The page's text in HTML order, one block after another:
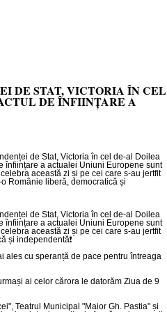
DE STAT, VICTORIA ÎN CEL
DE ÎNFIINȚARE A
de Stat, Victoria în cel de-al Doilea
înființare a actualei Uniuni Europene sunt
această zi și pe cei care s-au jertfit
Românie liberă, democratică și
de Stat, Victoria în cel de-al Doilea
înființare a actualei Uniuni Europene sunt
această zi și pe cei care s-au jertfit
și independentă❗️
ales cu speranță de pace pentru întreaga
ai celor cărora le datorăm Ziua de 9
Teatrul Municipal "Maior Gh. Pastia" și